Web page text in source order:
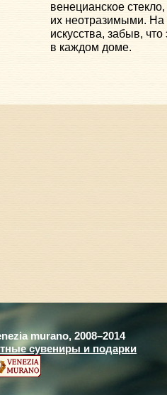
венецианское
их неотразимыми. На
искусства, забыв,
в каждом доме.
murano, 2008–2014
сувениры и подарки